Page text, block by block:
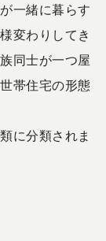
一緒に暮らす
変わりしてき
同士が一つ屋
帯住宅の形態
に分類されま